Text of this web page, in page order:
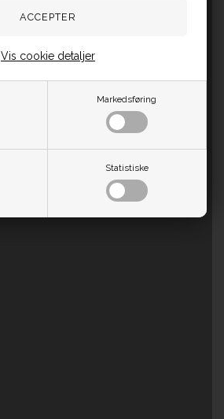
Markedsføring
Statistiske
Vis cookie detaljer